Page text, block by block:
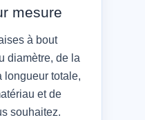
mesure
à bout
diamètre, de la
longueur totale,
et de
souhaitez.